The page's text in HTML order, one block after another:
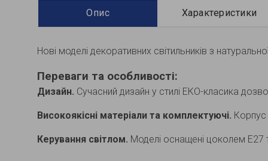
Опис Характеристики
Нові моделі декоративних світильників з
Переваги та особливості:
Дизайн. Сучасний дизайн у стилі ЕКО-класика
Високоякісні матеріали та комплектуючі. Корпус
Керування світлом. Моделі оснащені цоколем Е27